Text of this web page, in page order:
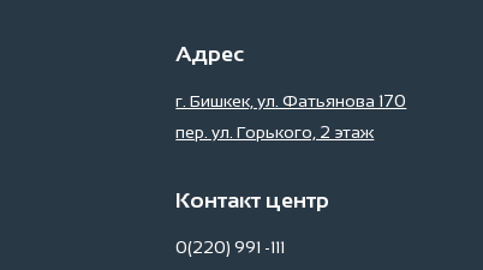
Адрес
г. Бишкек, ул. Фатьянова 170
пер. ул. Горького, 2 этаж
Контакт центр
0(220) 991 -111